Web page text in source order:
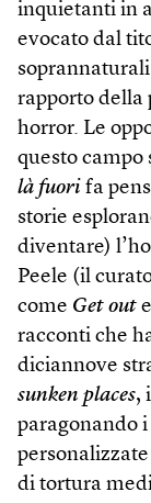
inquietanti in
evocato dal
rapporto della
horror. Le
questo campo
là fuori fa
storie
diventare)
Peele (il
come Get out e
racconti che
diciannove
sunken places,
paragonando
di tortura